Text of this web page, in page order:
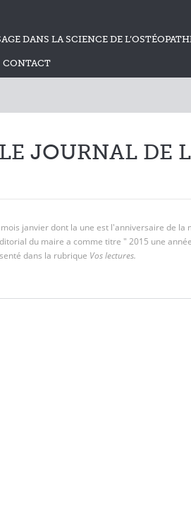
DANS LA SCIENCE DE
CONTACT
JOURNAL DE
janvier dont la une est l'anniversaire de la
du maire a comme titre " 2015 une
dans la rubrique Vos lectures.